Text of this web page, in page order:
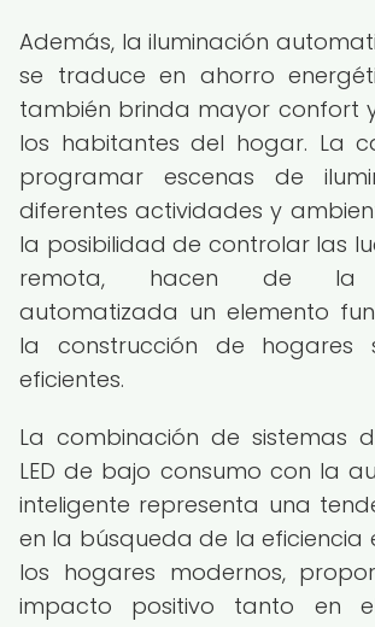
Además, la iluminación
se traduce en ahorro
también brinda mayor confort
los habitantes del hogar. La
programar escenas de
diferentes actividades y
la posibilidad de controlar las
remota, hacen de la
automatizada un elemento
la construcción de hogares
eficientes.
La combinación de sistemas
LED de bajo consumo con la
inteligente representa una
en la búsqueda de la eficiencia
los hogares modernos,
impacto positivo tanto en